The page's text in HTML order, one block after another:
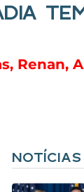
Renan,
NOTÍCIAS